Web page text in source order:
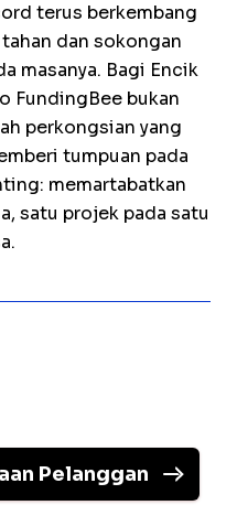
terus berkembang
dan sokongan
masanya. Bagi Encik
FundingBee bukan
perkongsian yang
tumpuan pada
memartabatkan
satu projek pada satu
Pelanggan